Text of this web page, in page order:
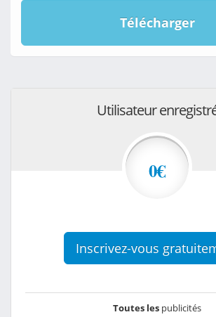
Télécharger
Utilisateur
0€
Inscrivez-vous
Toutes les publicités